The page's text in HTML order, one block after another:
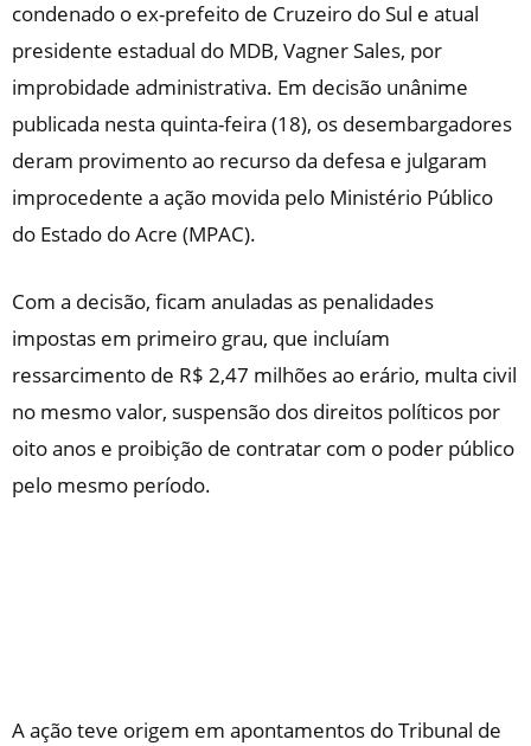
condenado o ex-prefeito de Cruzeiro do Sul e atual
presidente estadual do MDB, Vagner Sales, por
improbidade administrativa. Em decisão unânime
publicada nesta quinta-feira (18), os desembargadores
deram provimento ao recurso da defesa e julgaram
improcedente a ação movida pelo Ministério Público
do Estado do Acre (MPAC).
Com a decisão, ficam anuladas as penalidades
impostas em primeiro grau, que incluíam
ressarcimento de R$ 2,47 milhões ao erário, multa civil
no mesmo valor, suspensão dos direitos políticos por
oito anos e proibição de contratar com o poder público
pelo mesmo período.
A ação teve origem em apontamentos do Tribunal de